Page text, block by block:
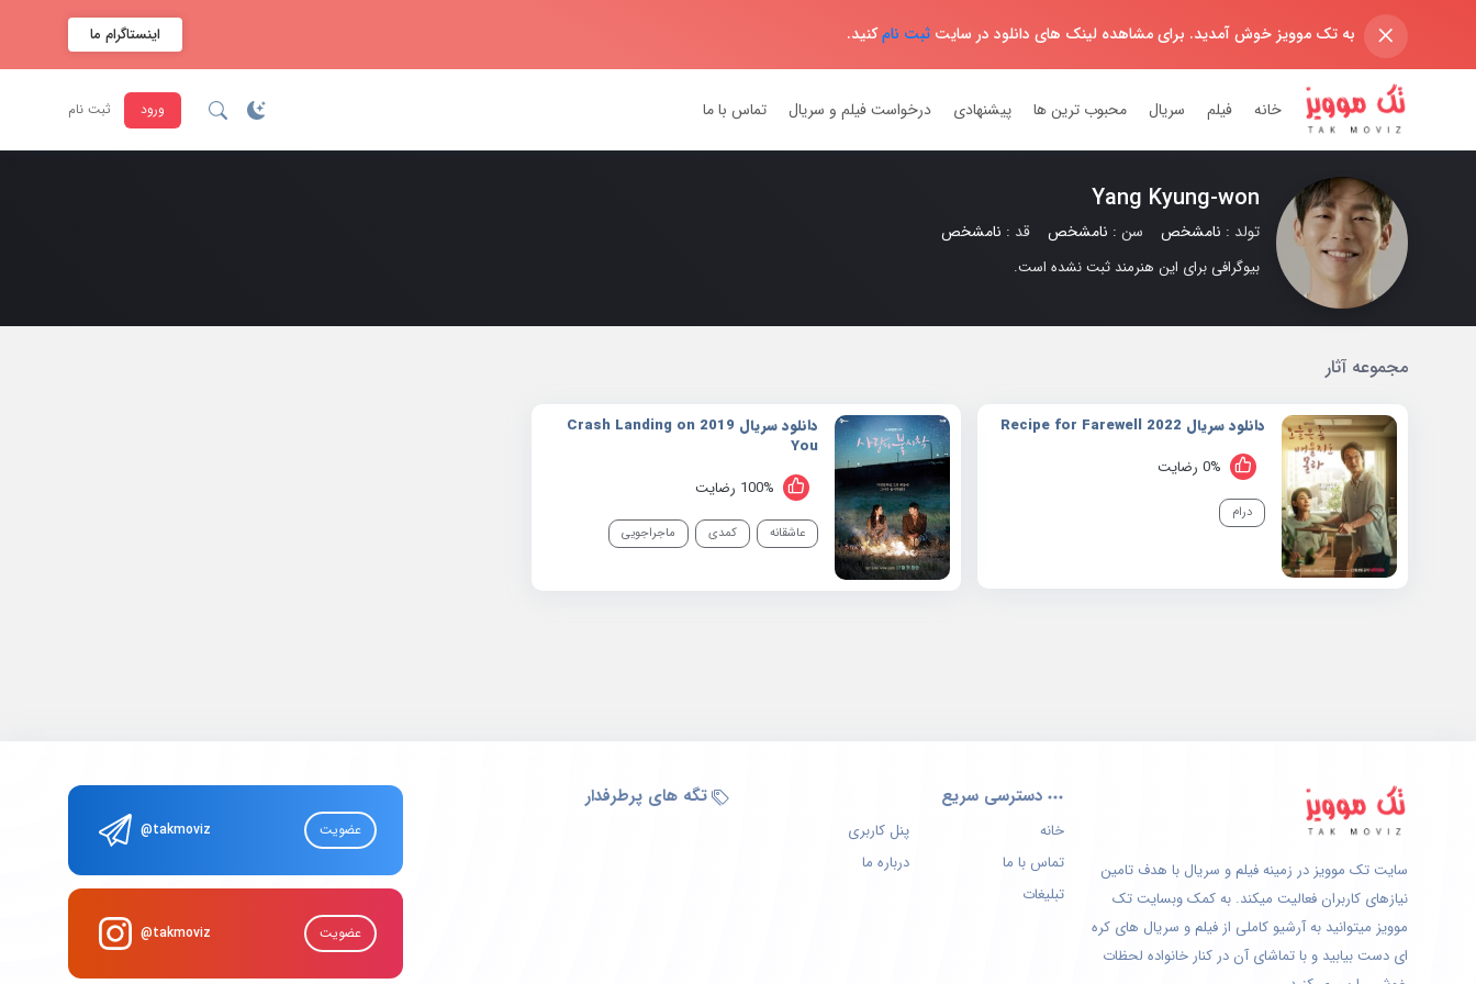
× به تک موویز خوش آمدید. برای مشاهده لینک های دانلود در سایت ثبت نامکنید. اینستاگرام ما
خانه فیلم سریال محبوب ترین ها پیشنهادی درخواست فیلم و سریال تماس با ما ورود ثبت نام
Yang Kyung-won
تولد : نامشخص سن : نامشخص قد : نامشخص
بیوگرافی برای این هنرمند ثبت نشده است.
مجموعه آثار
دانلود سریال 2022 Recipe for Farewell
0% رضایت
درام
دانلود سریال 2019 Crash Landing on
You
100% رضایت
عاشقانه کمدی ماجراجویی
سایت تک موویز در زمینه فیلم و سریال با هدف تامین
نیازهای کاربران فعالیت میکند. به کمک وبسایت تک
موویز میتوانید به آرشیو کاملی از فیلم و سریال های کره
ای دست بیابید و با تماشای آن در کنار خانواده لحظات
دسترسی سریع
خانه
پنل کاربری
تماس با ما
درباره ما
تبلیغات
تگه های پرطرفدار
@takmoviz عضویت
@takmoviz عضویت